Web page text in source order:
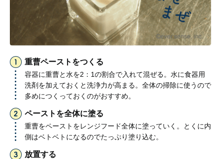
重曹ペーストをつくる
容器に重曹と水を2：1の割合で入れて混ぜる。水に食器用
洗剤を加えておくと洗浄力が高まる。全体の掃除に使うので
多めにつくっておくのがおすすめ。
ペーストを全体に塗る
重曹をペーストをレンジフード全体に塗っていく。とくに内
側はベトベトになるのでたっぷり塗り込む。
放置する